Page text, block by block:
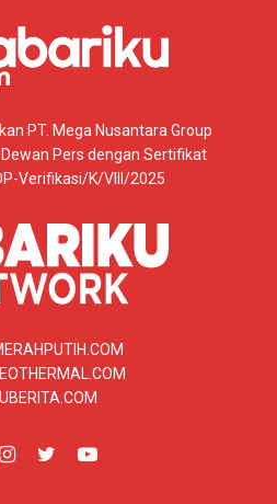
PT. Mega Nusantara Group
Pers dengan Sertifikat
Verifikasi/K/VIII/2025